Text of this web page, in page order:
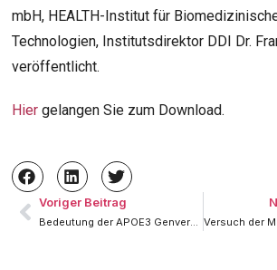
mbH, HEALTH-Institut für
Technologien, Institutsdirektor DDI Dr.
veröffentlicht.
Hier gelangen Sie zum Download.
Voriger Beitrag
Bedeutung der APOE3 Genveränderungen für die Alzheimererkrankung